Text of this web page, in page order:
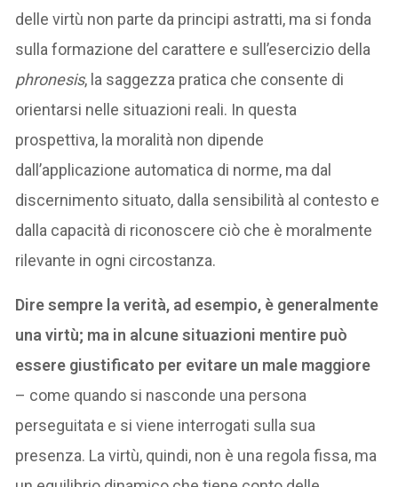
delle virtù non parte da principi astratti, ma si fonda
sulla formazione del carattere e sull’esercizio della
phronesis, la saggezza pratica che consente di
orientarsi nelle situazioni reali. In questa
prospettiva, la moralità non dipende
dall’applicazione automatica di norme, ma dal
discernimento situato, dalla sensibilità al contesto e
dalla capacità di riconoscere ciò che è moralmente
rilevante in ogni circostanza.
Dire sempre la verità, ad esempio, è generalmente
una virtù; ma in alcune situazioni mentire può
essere giustificato per evitare un male maggiore
– come quando si nasconde una persona
perseguitata e si viene interrogati sulla sua
presenza. La virtù, quindi, non è una regola fissa, ma